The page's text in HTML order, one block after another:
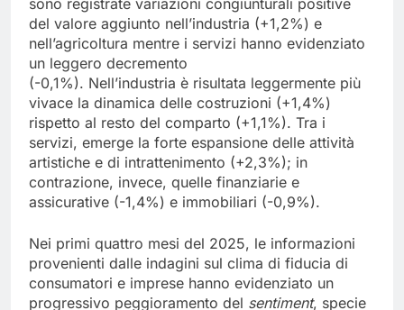
sono registrate variazioni congiunturali positive
del valore aggiunto nell’industria (+1,2%) e
nell’agricoltura mentre i servizi hanno evidenziato
un leggero decremento
(-0,1%). Nell’industria è risultata leggermente più
vivace la dinamica delle costruzioni (+1,4%)
rispetto al resto del comparto (+1,1%). Tra i
servizi, emerge la forte espansione delle attività
artistiche e di intrattenimento (+2,3%); in
contrazione, invece, quelle finanziarie e
assicurative (-1,4%) e immobiliari (-0,9%).
Nei primi quattro mesi del 2025, le informazioni
provenienti dalle indagini sul clima di fiducia di
consumatori e imprese hanno evidenziato un
progressivo peggioramento del sentiment, specie